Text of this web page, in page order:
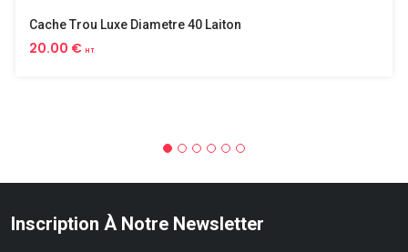
Cache Trou Luxe Diametre 40 Laiton
20.00 € HT
Inscription À Notre Newsletter